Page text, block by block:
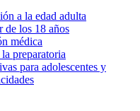
a la edad adulta
de los 18 años
médica
preparatoria
para adolescentes y